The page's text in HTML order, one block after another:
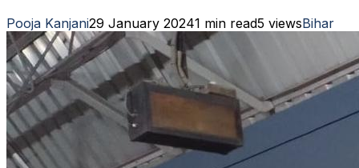
Pooja Kanjani29 January 20241 min read5 viewsBihar